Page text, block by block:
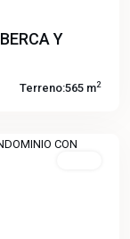
Y
Terreno:565 m2